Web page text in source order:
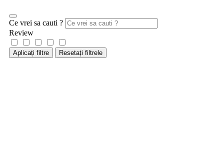
Ce vrei sa cauti ?
Review
Aplicați filtre Resetați filtrele